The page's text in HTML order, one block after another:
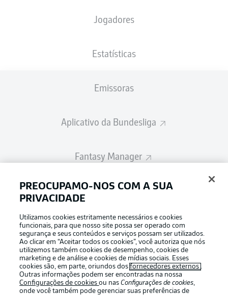
Jogadores
Estatísticas
Emissoras
Aplicativo da Bundesliga
Fantasy Manager
BUNDESLIGA-GROUP
Escolha seu idioma
Português Modo de visualização
Login
A escalação inicial será divulgada 60
minutos antes do início da partida
PREOCUPAMO-NOS COM A SUA
PRIVACIDADE
Utilizamos cookies estritamente necessários e cookies
funcionais, para que nosso site possa ser operado com
segurança e seus conteúdos e serviços possam ser utilizados.
Ao clicar em “Aceitar todos os cookies”, você autoriza que nós
utilizemos também cookies de desempenho, cookies de
marketing e de análise e cookies de mídias sociais. Esses
cookies são, em parte, oriundos dosfornecedores externos .
Outras informações podem ser encontradas na nossa
Configurações de cookiesou nasConfigurações de cookies,
onde você também pode gerenciar suas preferências de